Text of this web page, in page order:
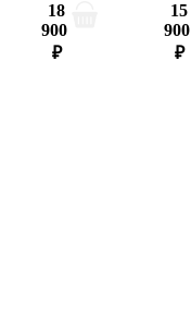
18
900
₽
15
900
₽